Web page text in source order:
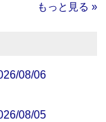
もっと見る »
08/06
08/05